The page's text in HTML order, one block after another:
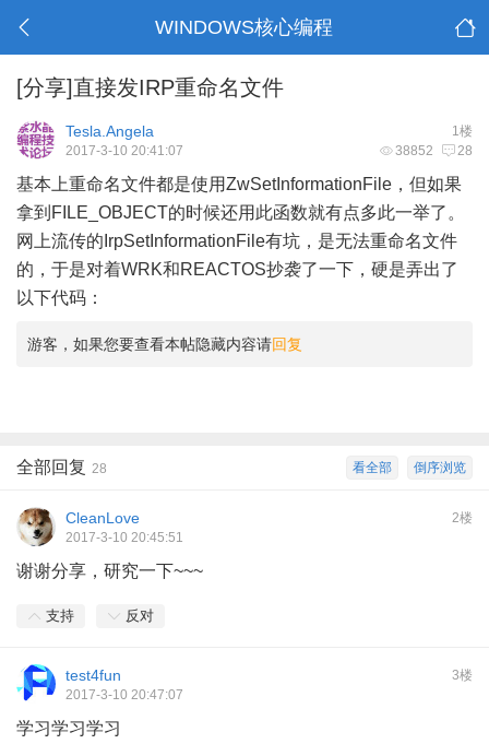
WINDOWS核心编程
[分享]直接发IRP重命名文件
1楼
Tesla.Angela
38852 28
2017-3-10 20:41:07
基本上重命名文件都是使用ZwSetInformationFile，但如果
拿到FILE_OBJECT的时候还用此函数就有点多此一举了。
网上流传的IrpSetInformationFile有坑，是无法重命名文件
的，于是对着WRK和REACTOS抄袭了一下，硬是弄出了
以下代码：
游客，如果您要查看本帖隐藏内容请回复
倒序浏览
看全部
全部回复 28
2楼
CleanLove
2017-3-10 20:45:51
谢谢分享，研究一下~~~
支持 反对
3楼
test4fun
2017-3-10 20:47:07
学习学习学习